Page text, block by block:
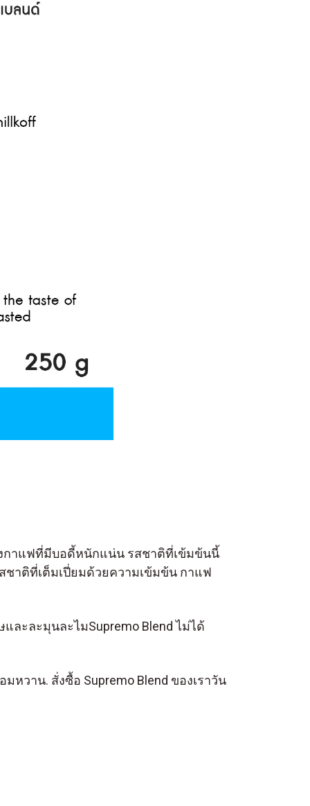
กาแฟที่มีบอดี้หนักแน่น รสชาติที่เข้มข้นนี้
าติที่เต็มเปี่ยมด้วยความเข้มข้น กาแฟ
ะละมุนละไมSupremo Blend ไม่ได้
วาน. สั่งซื้อ Supremo Blend ของเราวัน